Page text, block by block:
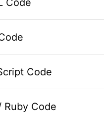
Code
Code
Ruby Code